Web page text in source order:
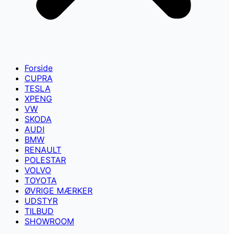
Forside
CUPRA
TESLA
XPENG
VW
SKODA
AUDI
BMW
RENAULT
POLESTAR
VOLVO
TOYOTA
ØVRIGE MÆRKER
UDSTYR
TILBUD
SHOWROOM